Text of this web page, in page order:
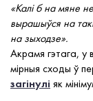
«Калі б на мяне
вырашыўся на
на зыходзе».
Акрамя гэтага, у
мірныя сходы ў
загінулі як